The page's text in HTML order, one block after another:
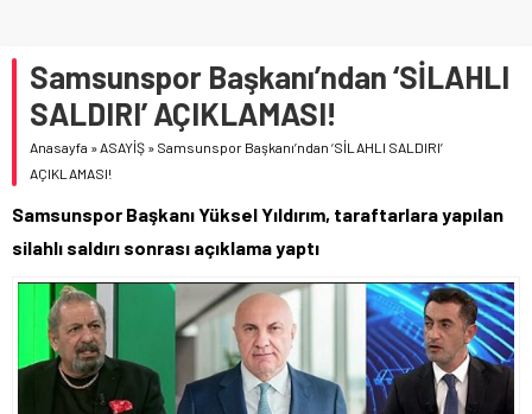
Samsunspor Başkanı’ndan ‘SİLAHLI
SALDIRI’ AÇIKLAMASI!
Anasayfa »ASAYİŞ » Samsunspor Başkanı’ndan ‘SİLAHLI SALDIRI’
AÇIKLAMASI!
Samsunspor Başkanı Yüksel Yıldırım, taraftarlara yapılan
silahlı saldırı sonrası açıklama yaptı